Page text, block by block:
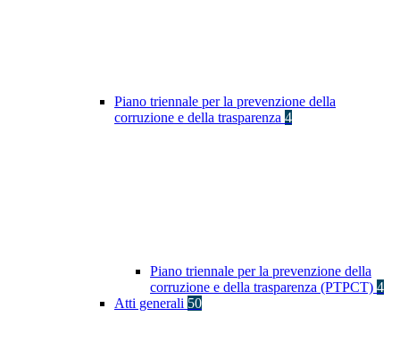
Piano triennale per la prevenzione della
corruzione e della trasparenza 4
Piano triennale per la prevenzione della
corruzione e della trasparenza (PTPCT) 4
Atti generali 50